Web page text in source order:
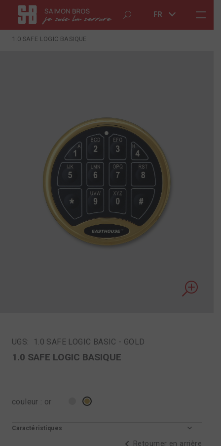
FR
1.0 SAFE LOGIC BASIQUE
UGS: 1.0 SAFE LOGIC BASIC - GOLD
1.0 SAFE LOGIC BASIQUE
couleur : or
Caractéristiques
Retourner en arrière